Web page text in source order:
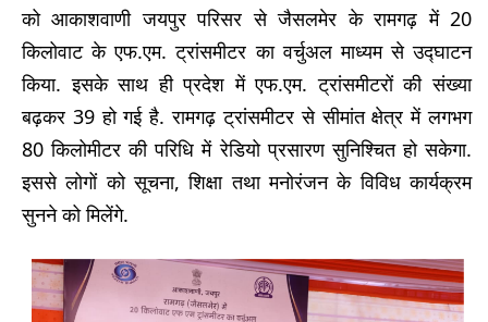
को आकाशवाणी जयपुर परिसर से जैसलमेर के रामगढ़ में 20
किलोवाट के एफ.एम. ट्रांसमीटर का वर्चुअल माध्यम से उद्घाटन
किया. इसके साथ ही प्रदेश में एफ.एम. ट्रांसमीटरों की संख्या
बढ़कर 39 हो गई है. रामगढ़ ट्रांसमीटर से सीमांत क्षेत्र में लगभग
80 किलोमीटर की परिधि में रेडियो प्रसारण सुनिश्चित हो सकेगा.
इससे लोगों को सूचना, शिक्षा तथा मनोरंजन के विविध कार्यक्रम
सुनने को मिलेंगे.